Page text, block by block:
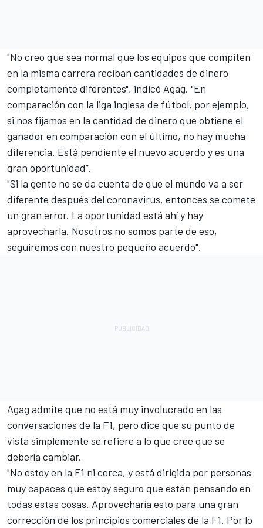
"No creo que sea normal que los equipos que compiten
en la misma carrera reciban cantidades de dinero
completamente diferentes", indicó Agag. "En
comparación con la liga inglesa de fútbol, ​​por ejemplo,
si nos fijamos en la cantidad de dinero que obtiene el
ganador en comparación con el último, no hay mucha
diferencia. Está pendiente el nuevo acuerdo y es una
gran oportunidad”.
"Si la gente no se da cuenta de que el mundo va a ser
diferente después del coronavirus, entonces se comete
un gran error. La oportunidad está ahí y hay
aprovecharla. Nosotros no somos parte de eso,
seguiremos con nuestro pequeño acuerdo".
Agag admite que no está muy involucrado en las
conversaciones de la F1, pero dice que su punto de
vista simplemente se refiere a lo que cree que se
debería cambiar.
"No estoy en la F1 ni cerca, y está dirigida por personas
muy capaces que estoy seguro que están pensando en
todas estas cosas. Aprovecharía esto para una gran
corrección de los principios comerciales de la F1. Por lo